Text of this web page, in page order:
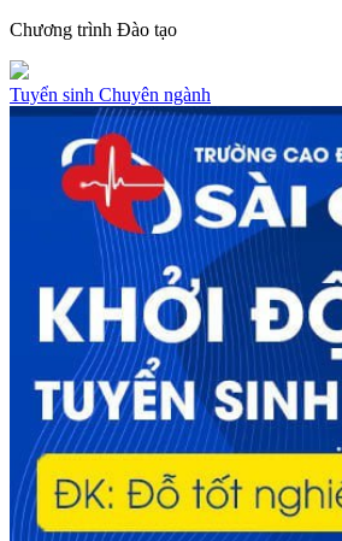
Chương trình Đào tạo
Tuyển sinh Chuyên ngành